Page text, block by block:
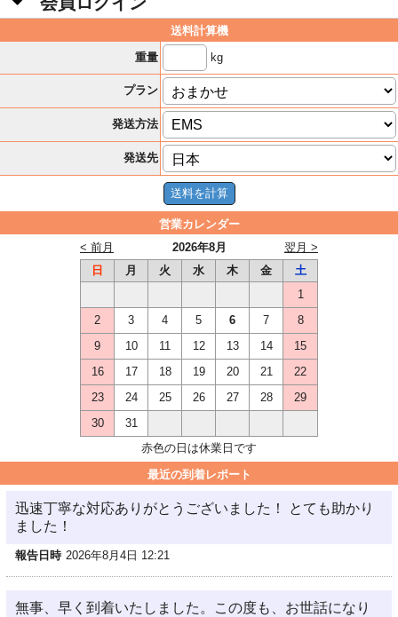
送料計算機
重量
kg
プラン
発送方法
発送先
営業カレンダー
2026年8月
< 前月
翌月 >
日
月 火 水 木 金
土
1
2
3 4 5 6 7
8
9
10 11 12 13 14
15
16
17 18 19 20 21
22
23
24 25 26 27 28
29
30
31
赤色の日は休業日です
最近の到着レポート
迅速丁寧な対応ありがとうございました！ とても助かり
ました！
報告日時 2026年8月4日 12:21
無事、早く到着いたしました。この度も、お世話になり